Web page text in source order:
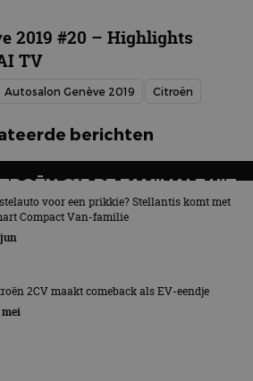
2019 #20 – Highlights
TV
Autosalon Genève 2019 Citroën
berichten
C15 RE FAMILIALE UIT
+ bonusspot
voor een prikkie? Stellantis komt met
Compact Van-familie
2CV maakt comeback als EV-eendje